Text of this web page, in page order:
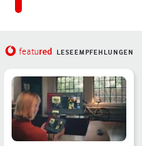
featured LESEEMPFEHLUNGEN